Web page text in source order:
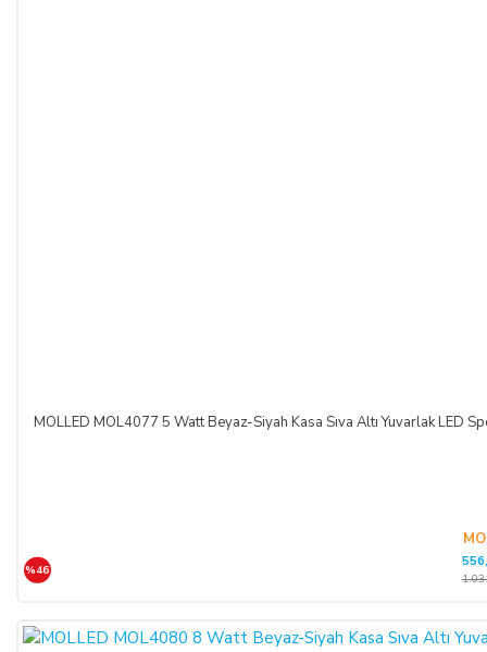
MOLLED MOL4077 5 Watt Beyaz-Siyah Kasa Sıva Altı Yuvarlak LED
%46